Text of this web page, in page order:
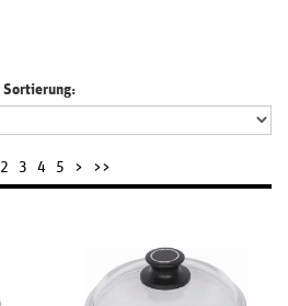
Sortierung:
2 3 4 5 > >>